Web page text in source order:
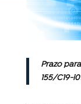
Prazo
155/C19-